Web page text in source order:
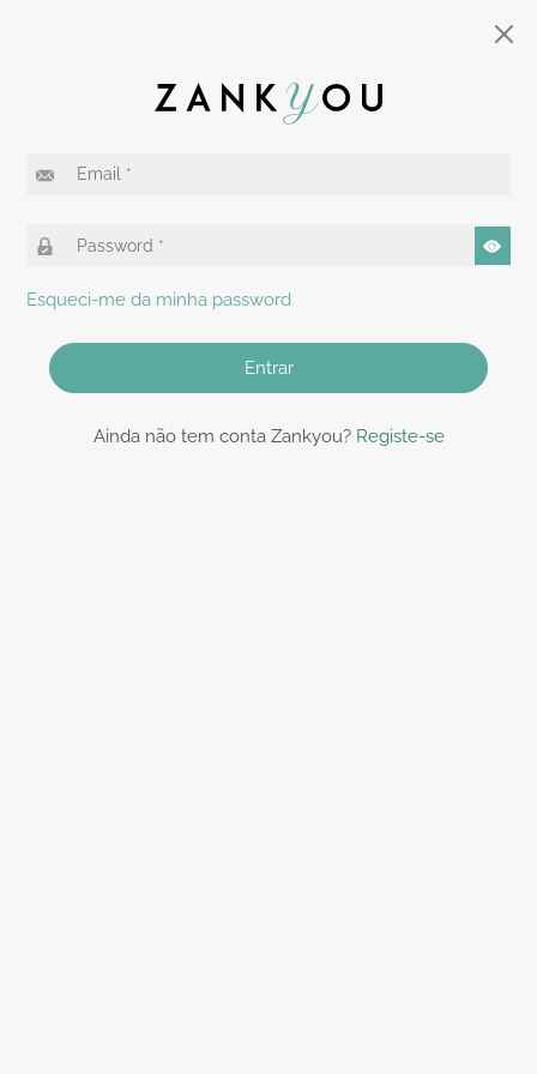
Esqueci-me da minha password
Entrar
Ainda não tem conta Zankyou? Registe-se